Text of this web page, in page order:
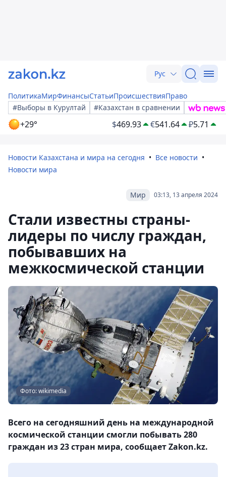
Рус
ПолитикаМирФинансыСтатьиПроисшествияПраво
#Выборы в Курултай
#Казахстан в сравнении
+29° $469.93 €541.64 ₽5.71
Новости Казахстана и мира на сегодня
Все новости
Новости мира
03:13, 13 апреля 2024
Мир
Стали известны страны-
лидеры по числу граждан,
побывавших на
межкосмической станции
Фото: wikimedia
Всего на сегодняшний день на международной
космической станции смогли побывать 280
граждан из 23 стран мира, сообщает Zakon.kz.